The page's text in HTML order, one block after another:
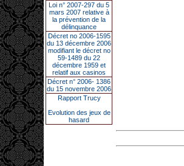
Loi n° 2007-297 du 5
mars 2007 relative à
la prévention de la
délinquance
Décret no 2006-1595
du 13 décembre 2006
modifiant le décret no
59-1489 du 22
décembre 1959 et
relatif aux casinos
Décret n° 2006- 1386
du 15 novembre 2006
Rapport Trucy
Evolution des jeux de
hasard